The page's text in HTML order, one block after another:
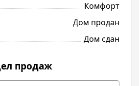
Комфорт
Дом продан
Дом сдан
продаж